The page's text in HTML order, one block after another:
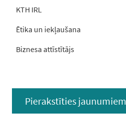
KTH IRL
Ētika un iekļaušana
Biznesa attīstītājs
Pierakstīties jaunumiem